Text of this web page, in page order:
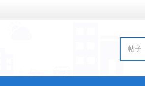
帖子